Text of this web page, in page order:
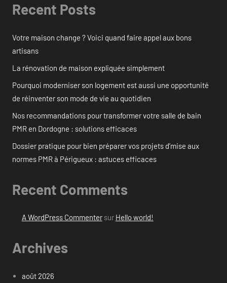
Recent Posts
Votre maison change ? Voici quand faire appel aux bons
artisans
La rénovation de maison expliquée simplement
Pourquoi moderniser son logement est aussi une opportunité
de réinventer son mode de vie au quotidien
Nos recommandations pour transformer votre salle de bain
PMR en Dordogne : solutions efficaces
Dossier pratique pour bien préparer vos projets d’mise aux
normes PMR à Périgueux : astuces efficaces
Recent Comments
A WordPress Commentersur Hello world!
Archives
août 2026